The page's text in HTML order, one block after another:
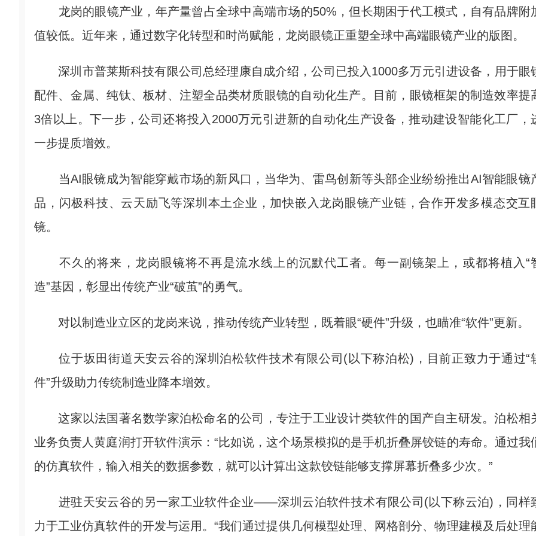
龙岗的眼镜产业，年产量曾占全球中高端市场的50%，但长期困于代工模式，自有品牌附
值较低。近年来，通过数字化转型和时尚赋能，龙岗眼镜正重塑全球中高端眼镜产业的版图。
深圳市普莱斯科技有限公司总经理康自成介绍，公司已投入1000多万元引进设备，用于眼
配件、金属、纯钛、板材、注塑全品类材质眼镜的自动化生产。目前，眼镜框架的制造效率提
3倍以上。下一步，公司还将投入2000万元引进新的自动化生产设备，推动建设智能化工厂，
一步提质增效。
当AI眼镜成为智能穿戴市场的新风口，当华为、雷鸟创新等头部企业纷纷推出AI智能眼镜
品，闪极科技、云天励飞等深圳本土企业，加快嵌入龙岗眼镜产业链，合作开发多模态交互
镜。
不久的将来，龙岗眼镜将不再是流水线上的沉默代工者。每一副镜架上，或都将植入“
造”基因，彰显出传统产业“破茧”的勇气。
对以制造业立区的龙岗来说，推动传统产业转型，既着眼“硬件”升级，也瞄准“软件”更新。
位于坂田街道天安云谷的深圳泊松软件技术有限公司(以下称泊松)，目前正致力于通过“
件”升级助力传统制造业降本增效。
这家以法国著名数学家泊松命名的公司，专注于工业设计类软件的国产自主研发。泊松相
业务负责人黄庭润打开软件演示：“比如说，这个场景模拟的是手机折叠屏铰链的寿命。通过我
的仿真软件，输入相关的数据参数，就可以计算出这款铰链能够支撑屏幕折叠多少次。”
进驻天安云谷的另一家工业软件企业——深圳云泊软件技术有限公司(以下称云泊)，同样
力于工业仿真软件的开发与运用。“我们通过提供几何模型处理、网格剖分、物理建模及后处理